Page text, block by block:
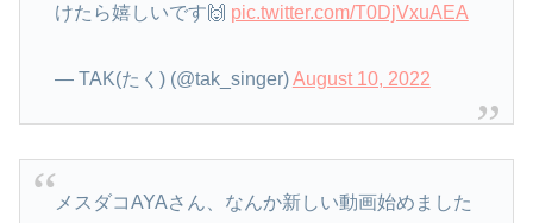
けたら嬉しいです🙌 pic.twitter.com/T0DjVxuAEA
— TAK(たく) (@tak_singer)August 10, 2022
メスダコAYAさん、なんか新しい動画始めました